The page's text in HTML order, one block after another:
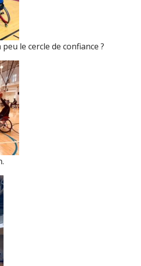
le cercle de confiance ?